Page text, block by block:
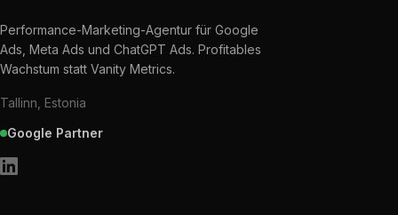
Performance-Marketing-Agentur für Google
Ads, Meta Ads und ChatGPT Ads. Profitables
Wachstum statt Vanity Metrics.
Tallinn, Estonia
Google Partner